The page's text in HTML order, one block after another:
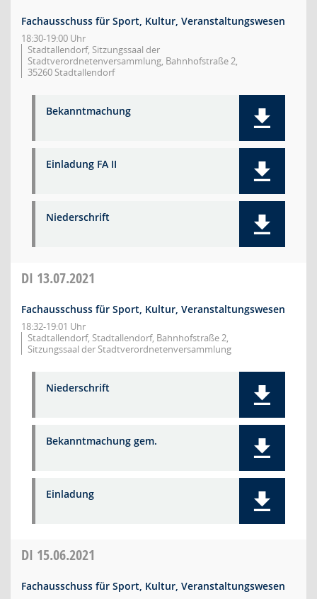
Fachausschuss für Sport, Kultur, Veranstaltungswesen
18:30-19:00 Uhr
Stadtallendorf, Sitzungssaal der
Stadtverordnetenversammlung, Bahnhofstraße 2,
35260 Stadtallendorf
Bekanntmachung
Einladung FA II
Niederschrift
DI 13.07.2021
Fachausschuss für Sport, Kultur, Veranstaltungswesen
18:32-19:01 Uhr
Stadtallendorf, Stadtallendorf, Bahnhofstraße 2,
Sitzungssaal der Stadtverordnetenversammlung
Niederschrift
Bekanntmachung gem.
Einladung
DI 15.06.2021
Fachausschuss für Sport, Kultur, Veranstaltungswesen